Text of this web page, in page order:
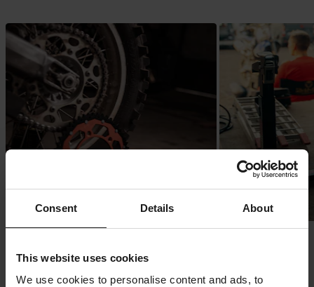
Consent Details About
This website uses cookies
We use cookies to personalise content and ads, to